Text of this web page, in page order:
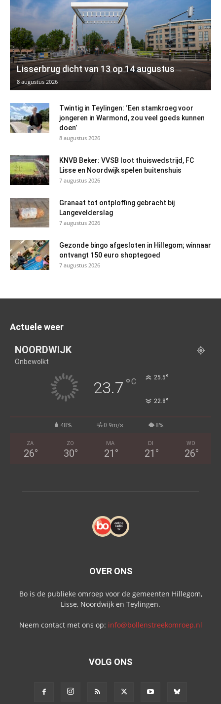
Lisserbrug dicht van 13 op 14 augustus
8 augustus 2026
Twintig in Teylingen: ‘Een stamkroeg voor
jongeren in Warmond, zou veel goeds kunnen
doen’
8 augustus 2026
KNVB Beker: VVSB loot thuiswedstrijd, FC
Lisse en Noordwijk spelen buitenshuis
7 augustus 2026
Granaat tot ontploffing gebracht bij
Langevelderslag
7 augustus 2026
Gezonde bingo afgesloten in Hillegom; winnaar
ontvangt 150 euro shoptegoed
7 augustus 2026
Actuele weer
NOORDWIJK
Onbewolkt
23.7 °C 25.5°
22.8°
48% 0.9m/s 8%
ZA
26°
ZO
30°
MA
21 °
DI
21 °
WO
26°
OVER ONS
Bo is de publieke omroep voor de gemeenten Hillegom,
Lisse, Noordwijk en Teylingen.
Neem contact met ons op: info@bollenstreekomroep.nl
VOLG ONS